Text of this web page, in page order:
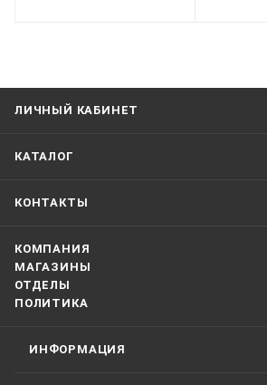
ЛИЧНЫЙ КАБИНЕТ
КАТАЛОГ
КОНТАКТЫ
КОМПАНИЯ
МАГАЗИНЫ
ОТДЕЛЫ
ПОЛИТИКА
ИНФОРМАЦИЯ